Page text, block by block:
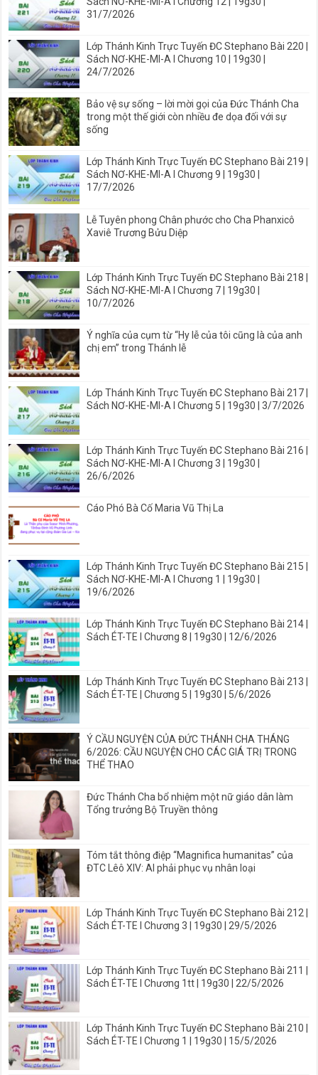
31/7/2026
Lớp Thánh Kinh Trực Tuyến ĐC Stephano Bài 220 |
Sách NƠ-KHE-MI-A I Chương 10 | 19g30 |
24/7/2026
Bảo vệ sự sống – lời mời gọi của Đức Thánh Cha
trong một thế giới còn nhiều đe dọa đối với sự
sống
Lớp Thánh Kinh Trực Tuyến ĐC Stephano Bài 219 |
Sách NƠ-KHE-MI-A I Chương 9 | 19g30 |
17/7/2026
Lễ Tuyên phong Chân phước cho Cha Phanxicô
Xaviê Trương Bửu Diệp
Lớp Thánh Kinh Trực Tuyến ĐC Stephano Bài 218 |
Sách NƠ-KHE-MI-A I Chương 7 | 19g30 |
10/7/2026
Ý nghĩa của cụm từ “Hy lễ của tôi cũng là của anh
chị em” trong Thánh lễ
Lớp Thánh Kinh Trực Tuyến ĐC Stephano Bài 217 |
Sách NƠ-KHE-MI-A I Chương 5 | 19g30 | 3/7/2026
Lớp Thánh Kinh Trực Tuyến ĐC Stephano Bài 216 |
Sách NƠ-KHE-MI-A I Chương 3 | 19g30 |
26/6/2026
Cáo Phó Bà Cố Maria Vũ Thị La
Lớp Thánh Kinh Trực Tuyến ĐC Stephano Bài 215 |
Sách NƠ-KHE-MI-A I Chương 1 | 19g30 |
19/6/2026
Lớp Thánh Kinh Trực Tuyến ĐC Stephano Bài 214 |
Sách ÉT-TE I Chương 8 | 19g30 | 12/6/2026
Lớp Thánh Kinh Trực Tuyến ĐC Stephano Bài 213 |
Sách ÉT-TE | Chương 5 | 19g30 | 5/6/2026
Ý CẦU NGUYỆN CỦA ĐỨC THÁNH CHA THÁNG
6/2026: CẦU NGUYỆN CHO CÁC GIÁ TRỊ TRONG
THỂ THAO
Đức Thánh Cha bổ nhiệm một nữ giáo dân làm
Tổng trưởng Bộ Truyền thông
Tóm tắt thông điệp “Magnifica humanitas” của
ĐTC Lêô XIV: AI phải phục vụ nhân loại
Lớp Thánh Kinh Trực Tuyến ĐC Stephano Bài 212 |
Sách ÉT-TE I Chương 3 | 19g30 | 29/5/2026
Lớp Thánh Kinh Trực Tuyến ĐC Stephano Bài 211 |
Sách ÉT-TE I Chương 1tt | 19g30 | 22/5/2026
Lớp Thánh Kinh Trực Tuyến ĐC Stephano Bài 210 |
Sách ÉT-TE I Chương 1 | 19g30 | 15/5/2026